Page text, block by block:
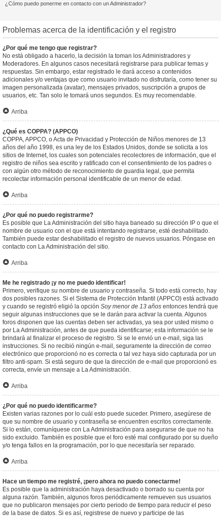
¿Cómo puedo ponerme en contacto con un Administrador?
Problemas acerca de la identificación y el registro
¿Por qué me tengo que registrar?
No está obligado a hacerlo, la decisión la toman los Administradores y
Moderadores. En algunos casos necesitará registrarse para publicar temas y
respuestas. Sin embargo, estar registrado le dará acceso a contenidos
adicionales y/o ventajas que como usuario invitado no disfrutaría, como tener su
imagen personalizada (avatar), mensajes privados, suscripción a grupos de
usuarios, etc. Tan solo le tomará unos segundos. Es muy recomendable.
Arriba
¿Qué es COPPA? (APPCO)
COPPA, APPCO, o Acta de Privacidad y Protección de Niños menores de 13
años del año 1998, es una ley de los Estados Unidos, donde se solicita a los
sitios de Internet, los cuales son potenciales recolectores de información, que el
registro de niños sea escrito y ratificado con el consentimiento de los padres o
con algún otro método de reconocimiento de guardia legal, que permita
recolectar información personal identificable de un menor de edad.
Arriba
¿Por qué no puedo registrarme?
Es posible que La Administración del sitio haya baneado su dirección IP o que el
nombre de usuario con el que está intentando registrarse, esté deshabilitado.
También puede estar deshabilitado el registro de nuevos usuarios. Póngase en
contacto con La Administración del sitio.
Arriba
Me he registrado ¡y no me puedo identificar!
Primero, verifique su nombre de usuario y contraseña. Si todo está correcto, hay
dos posibles razones. Si el Sistema de Protección Infantil (APPCO) está activado
y cuando se registró eligió la opción Soy menor de 13 años entonces tendrá que
seguir algunas instrucciones que se le darán para activar la cuenta. Algunos
foros disponen que las cuentas deben ser activadas, ya sea por usted mismo o
por La Administración, antes de que pueda identificarse; esta información se le
brindará al finalizar el proceso de registro. Si se le envió un e-mail, siga las
instrucciones. Si no recibió ningún e-mail, seguramente la dirección de correo
electrónico que proporcionó no es correcta o tal vez haya sido capturada por un
filtro anti-spam. Si está seguro de que la dirección de e-mail que proporcionó es
correcta, envíe un mensaje a La Administración.
Arriba
¿Por qué no puedo identificarme?
Existen varias razones por lo cuál esto puede suceder. Primero, asegúrese de
que su nombre de usuario y contraseña se encuentren escritos correctamente.
Si lo están, comuníquese con La Administración para asegurarse de que no ha
sido excluido. También es posible que el foro esté mal configurado por su dueño
y/o tenga fallos en la programación, por lo que necesitaría ser reparado.
Arriba
Hace un tiempo me registré, ¡pero ahora no puedo conectarme!
Es posible que la administración haya desactivado o borrado su cuenta por
alguna razón. También, algunos foros periódicamente remueven sus usuarios
que no publicaron mensajes por cierto periodo de tiempo para reducir el peso
de la base de datos. Si es así, registrese de nuevo y participe de las